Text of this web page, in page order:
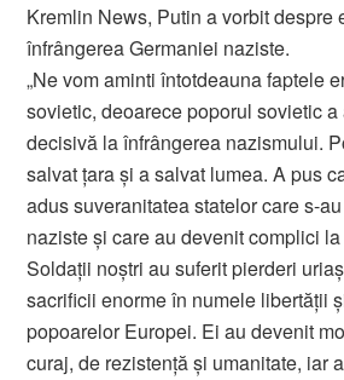
Kremlin News, Putin a vorbit despre
înfrângerea Germaniei naziste.
„Ne vom aminti întotdeauna faptele
sovietic, deoarece poporul sovietic
decisivă la înfrângerea nazismului.
salvat țara și a salvat lumea. A pus
adus suveranitatea statelor care s-
naziste și care au devenit complici
Soldații noștri au suferit pierderi
sacrificii enorme în numele libertății
popoarelor Europei. Ei au devenit
curaj, de rezistență și umanitate, iar